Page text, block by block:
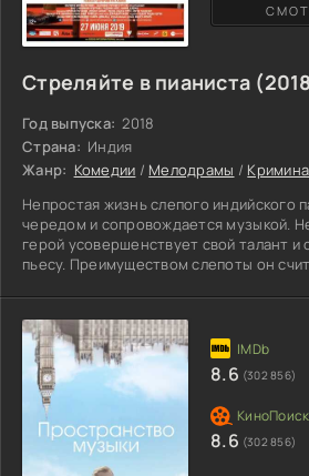
Стреляйте в пианиста
Год выпуска: 2018
Страна: Индия
Жанр: Комедии / Мелодрамы /
Непростая жизнь слепого индийского
чередом и сопровождается музыкой.
герой усовершенствует свой талант и
пьесу. Преимуществом слепоты он
пианино. Музыкант обладает
чувствительностью пальцев,
ежедневные препятствия и
разнообразит невеселую жизнь.
симпатичной
8.6 (302 856)
8.6 (302 856)